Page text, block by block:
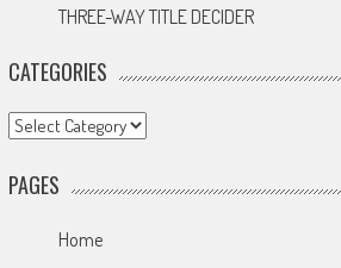
THREE-WAY TITLE DECIDER
CATEGORIES
Categories
PAGES
Home